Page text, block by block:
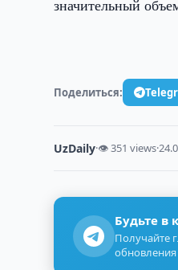
значительный
Поделиться:
UzDaily·👁 351 views·
Будьте в
Получайте